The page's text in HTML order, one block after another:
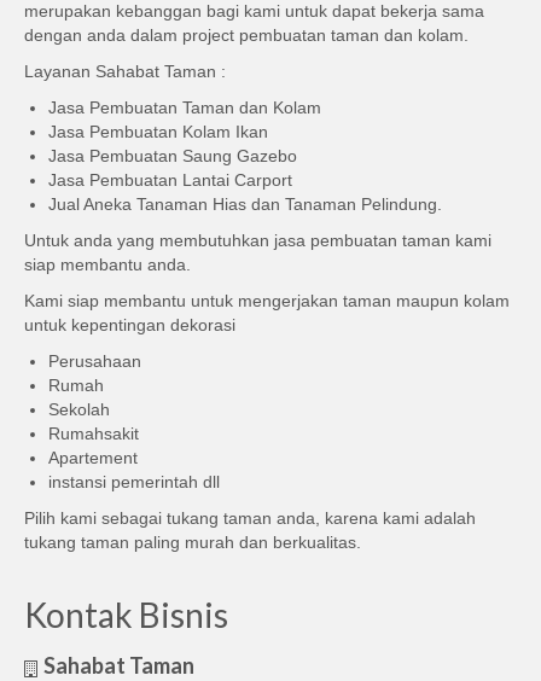
merupakan kebanggan bagi kami untuk dapat bekerja sama
dengan anda dalam project pembuatan taman dan kolam.
Layanan Sahabat Taman :
Jasa Pembuatan Taman dan Kolam
Jasa Pembuatan Kolam Ikan
Jasa Pembuatan Saung Gazebo
Jasa Pembuatan Lantai Carport
Jual Aneka Tanaman Hias dan Tanaman Pelindung.
Untuk anda yang membutuhkan jasa pembuatan taman kami
siap membantu anda.
Kami siap membantu untuk mengerjakan taman maupun kolam
untuk kepentingan dekorasi
Perusahaan
Rumah
Sekolah
Rumahsakit
Apartement
instansi pemerintah dll
Pilih kami sebagai tukang taman anda, karena kami adalah
tukang taman paling murah dan berkualitas.
Kontak Bisnis
Sahabat Taman